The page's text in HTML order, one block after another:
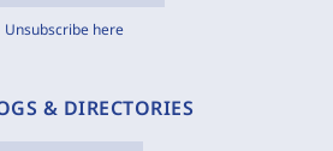
Unsubscribe here
& DIRECTORIES